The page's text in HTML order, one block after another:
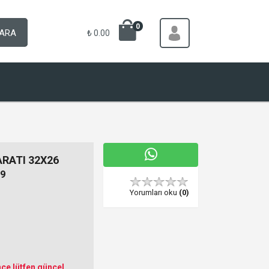
₺ 0.00
0
32X26
lütfen güncel
Yorumları oku (0)